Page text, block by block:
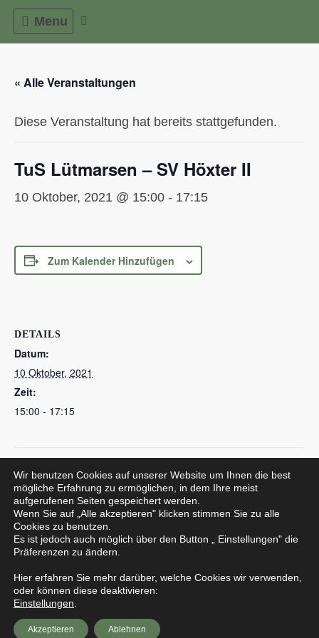
Skip
Menu
« Alle Veranstaltungen
Diese Veranstaltung hat bereits stattgefunden.
TuS Lütmarsen – SV Höxter II
10 Oktober, 2021 @ 15:00 - 17:15
Zum Kalender Hinzufügen
DETAILS
Datum:
10 Oktober, 2021
Zeit:
15:00 - 17:15
Herbstwanderung Heimatverein Lütmarsen e.V.
Treffpunkt Kindergarten
Herbstferien
Datenschutzerklärung
Impressum
Wir benutzen Cookies auf unserer Website um Ihnen die best
mögliche Erfahrung zu ermöglichen, in dem Ihre meist
aufgerufenen Seiten gespeichert werden.
Wenn Sie auf „Alle akzeptieren" klicken stimmen Sie zu alle
Cookies zu benutzen.
Es ist jedoch auch möglich über den Button „ Einstellungen" die
Präferenzen zu ändern.
Hier erfahren Sie mehr darüber, welche Cookies wir verwenden,
oder können diese deaktivieren:
Einstellungen
Akzeptieren Ablehnen